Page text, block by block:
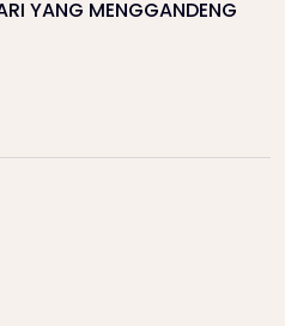
YANG MENGGANDENG